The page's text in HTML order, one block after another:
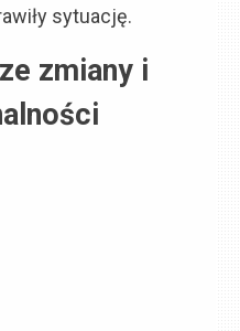
sytuację.
zmiany i